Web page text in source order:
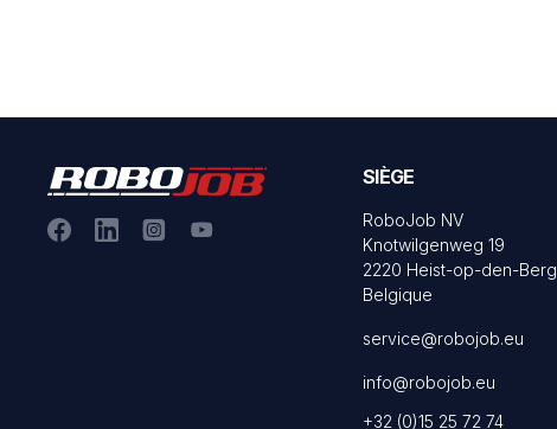
SIÈGE
RoboJob NV
Knotwilgenweg 19
2220 Heist-op-den-Berg
Belgique
service@robojob.eu
info@robojob.eu
+32 (0)15 25 72 74